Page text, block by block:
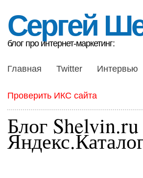
Сергей
блог про интернет-маркетинг:
Главная Twitter Интервью
Проверить ИКС сайта
Блог